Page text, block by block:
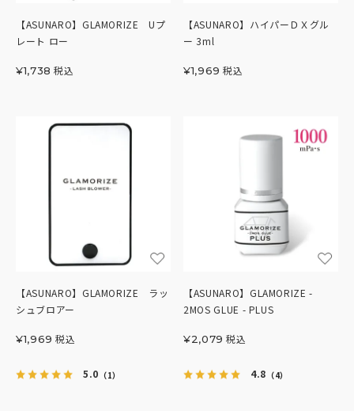
【ASUNARO】GLAMORIZE Uプ
レート ロー
¥1,738 税込
【ASUNARO】ハイパーＤＸグル
ー 3ml
¥1,969 税込
【ASUNARO】GLAMORIZE ラッ
シュブロアー
¥1,969 税込
5.0 （1）
【ASUNARO】GLAMORIZE -
2MOS GLUE - PLUS
¥2,079 税込
4.8 （4）